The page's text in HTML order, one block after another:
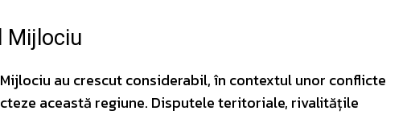
Mijlociu
au crescut considerabil, în contextul unor conflicte
această regiune. Disputele teritoriale, rivalitățile